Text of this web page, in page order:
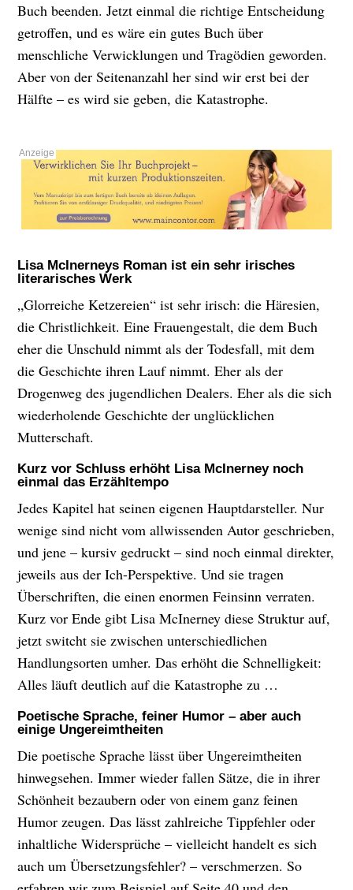
Buch beenden. Jetzt einmal die richtige Entscheidung
getroffen, und es wäre ein gutes Buch über
menschliche Verwicklungen und Tragödien geworden.
Aber von der Seitenanzahl her sind wir erst bei der
Hälfte – es wird sie geben, die Katastrophe.
Lisa McInerneys Roman ist ein sehr irisches
literarisches Werk
„Glorreiche Ketzereien“ ist sehr irisch: die Häresien,
die Christlichkeit. Eine Frauengestalt, die dem Buch
eher die Unschuld nimmt als der Todesfall, mit dem
die Geschichte ihren Lauf nimmt. Eher als der
Drogenweg des jugendlichen Dealers. Eher als die sich
wiederholende Geschichte der unglücklichen
Mutterschaft.
Kurz vor Schluss erhöht Lisa McInerney noch
einmal das Erzähltempo
Jedes Kapitel hat seinen eigenen Hauptdarsteller. Nur
wenige sind nicht vom allwissenden Autor geschrieben,
und jene – kursiv gedruckt – sind noch einmal direkter,
jeweils aus der Ich-Perspektive. Und sie tragen
Überschriften, die einen enormen Feinsinn verraten.
Kurz vor Ende gibt Lisa McInerney diese Struktur auf,
jetzt switcht sie zwischen unterschiedlichen
Handlungsorten umher. Das erhöht die Schnelligkeit:
Alles läuft deutlich auf die Katastrophe zu …
Poetische Sprache, feiner Humor – aber auch
einige Ungereimtheiten
Die poetische Sprache lässt über Ungereimtheiten
hinwegsehen. Immer wieder fallen Sätze, die in ihrer
Schönheit bezaubern oder von einem ganz feinen
Humor zeugen. Das lässt zahlreiche Tippfehler oder
inhaltliche Widersprüche – vielleicht handelt es sich
auch um Übersetzungsfehler? – verschmerzen. So